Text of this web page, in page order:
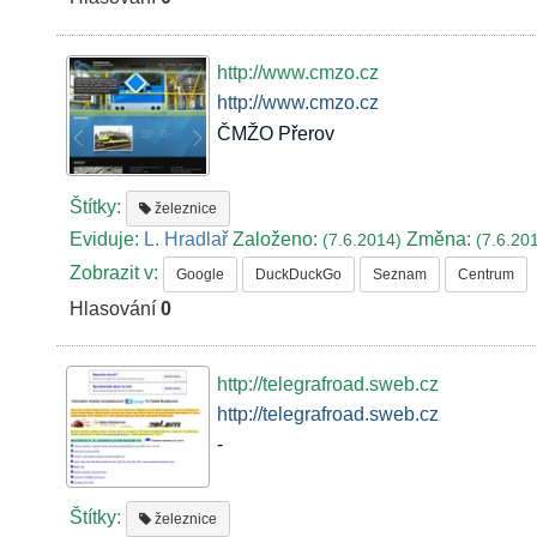
http://www.cmzo.cz
http://www.cmzo.cz
ČMŽO Přerov
Štítky: železnice
Eviduje: L. Hradlař Založeno:(7.6.2014)Změna:
Zobrazit v: Google DuckDuckGo Seznam Centrum
Hlasování0
http://telegrafroad.sweb.cz
http://telegrafroad.sweb.cz
-
Štítky: železnice